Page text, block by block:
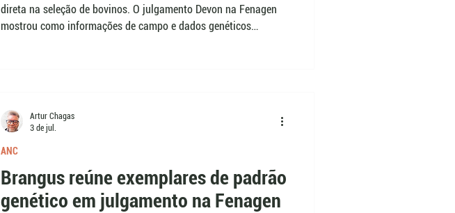
direta na seleção de bovinos. O julgamento Devon na Fenagen
mostrou como informações de campo e dados genéticos
Brangus reúne exemplares de padrão
genético em julgamento na Fenagen
ANC
Artur Chagas
3 de jul.